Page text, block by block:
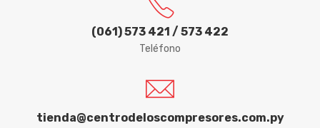
(061) 573 421 / 573 422
Teléfono
tienda@centrodeloscompresores.com.py